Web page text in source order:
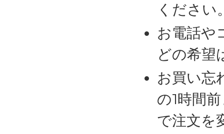
ください
お電話や
どの希望
お買い忘
の1時間
で注文を